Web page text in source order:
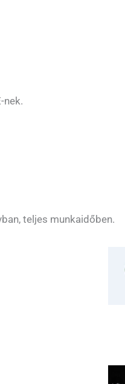
nek.
teljes munkaidőben.